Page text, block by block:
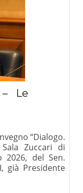
Le
“Dialogo.
Zuccari di
2026, del Sen.
già Presidente